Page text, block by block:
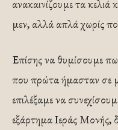
ανακαινίζουμε τα κελιά
μεν, αλλά απλά χωρίς
Επίσης να θυμίσουμε
που πρώτα ήμασταν σε
επιλέξαμε να
εξάρτημα Ιεράς Μονής,